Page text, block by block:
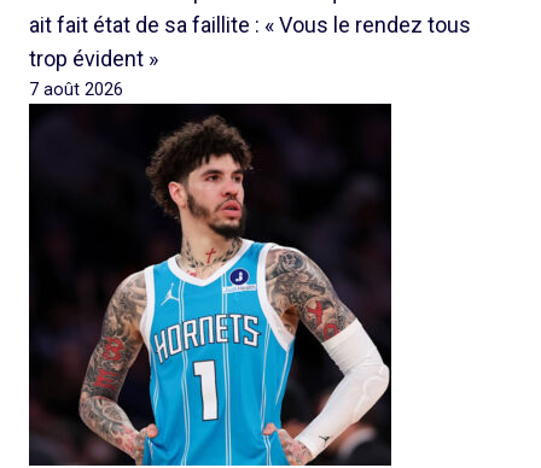
ait fait état de sa faillite : « Vous le rendez tous
trop évident »
7 août 2026